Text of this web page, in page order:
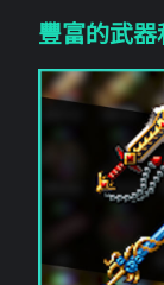
豐富的武